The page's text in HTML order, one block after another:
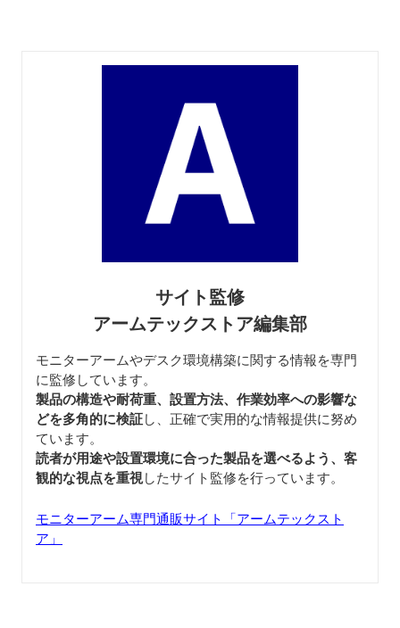
サイト監修
アームテックストア編集部
モニターアームやデスク環境構築に関する情報を専門
に監修しています。
製品の構造や耐荷重、設置方法、作業効率への影響な
どを多角的に検証し、正確で実用的な情報提供に努め
ています。
読者が用途や設置環境に合った製品を選べるよう、客
観的な視点を重視したサイト監修を行っています。
モニターアーム専門通販サイト「アームテックスト
ア」